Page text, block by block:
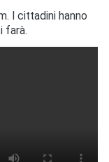
I cittadini hanno
farà.